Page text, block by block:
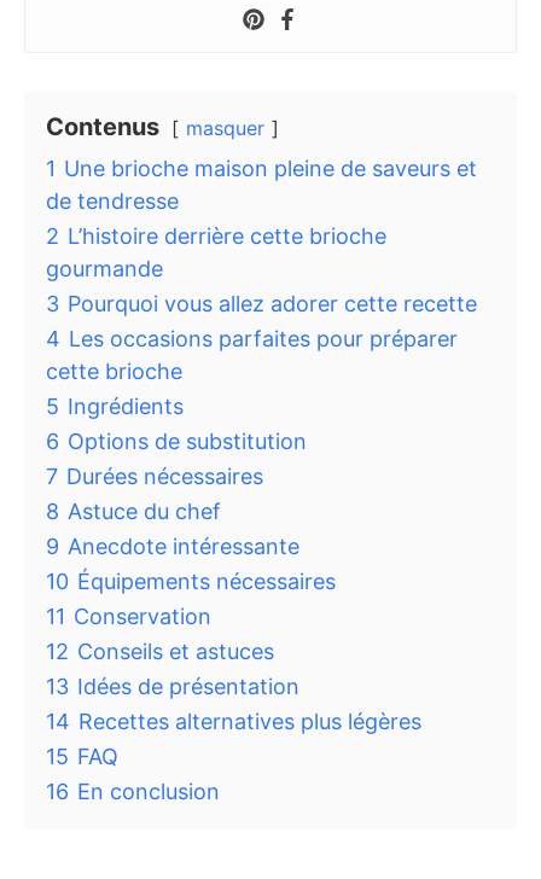
Contenus masquer
1 Une brioche maison pleine de saveurs et
de tendresse
2 L’histoire derrière cette brioche
gourmande
3 Pourquoi vous allez adorer cette recette
4 Les occasions parfaites pour préparer
cette brioche
5 Ingrédients
6 Options de substitution
7 Durées nécessaires
8 Astuce du chef
9 Anecdote intéressante
10 Équipements nécessaires
11 Conservation
12 Conseils et astuces
13 Idées de présentation
14 Recettes alternatives plus légères
15 FAQ
16 En conclusion